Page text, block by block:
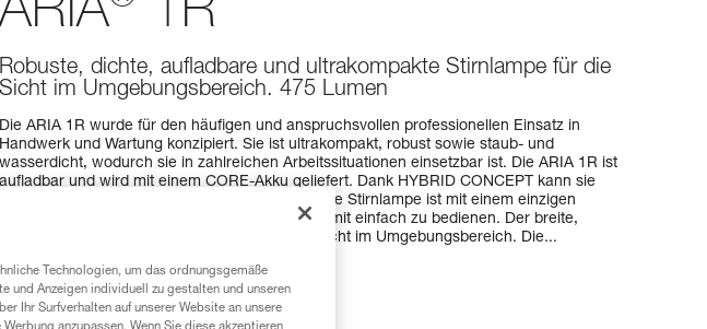
ARIA 1R
Robuste, dichte, aufladbare und ultrakompakte Stirnlampe für die
Sicht im Umgebungsbereich. 475 Lumen
Die ARIA 1R wurde für den häufigen und anspruchsvollen professionellen Einsatz in
Handwerk und Wartung konzipiert. Sie ist ultrakompakt, robust sowie staub- und
wasserdicht, wodurch sie in zahlreichen Arbeitssituationen einsetzbar ist. Die ARIA 1R ist
aufladbar und wird mit einem CORE-Akku geliefert. Dank HYBRID CONCEPT kann sie
ebenfalls mit drei Batterien betrieben werden. Die Stirnlampe ist mit einem einzigen
Schalter für alle Funktionen ausgestattet und somit einfach zu bedienen. Der breite,
homogene Lichtkegel bietet eine komfortable Sicht im Umgebungsbereich. Die...
Einen Händler finden
Technologien, um das ordnungsgemäße
und Anzeigen individuell zu gestalten und unseren
Ihr Surfverhalten auf unserer Website an unsere